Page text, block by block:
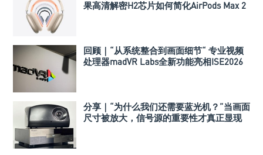
果高清解密H2芯片如何简化AirPods Max 2
回顾｜“从系统整合到画面细节“ 专业视频
处理器madVR Labs全新功能亮相ISE2026
分享｜“为什么我们还需要蓝光机？”当画面
尺寸被放大，信号源的重要性才真正显现